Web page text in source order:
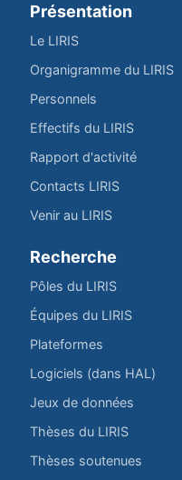
Présentation
Le LIRIS
Organigramme du LIRIS
Personnels
Effectifs du LIRIS
Rapport d'activité
Contacts LIRIS
Venir au LIRIS
Recherche
Pôles du LIRIS
Équipes du LIRIS
Plateformes
Logiciels (dans HAL)
Jeux de données
Thèses du LIRIS
Thèses soutenues